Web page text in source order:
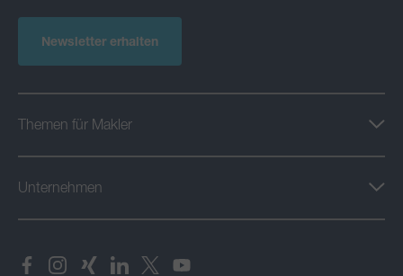
Themen für Makler
Unternehmen
Newsletter erhalten